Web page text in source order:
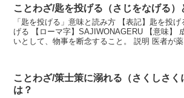
ことわざ/匙を投げる（さじをなげる）
「匙を投げる」意味と読み方 【表記】匙を投げる 【読み】さじをな
げる 【ローマ字】SAJIWONAGERU 【意味】 成功する見込みがな
いとして、物事を断念すること。 説明 医者が薬を調合するための匙
ことわざ/策士策に溺れる（さくしさく
は？